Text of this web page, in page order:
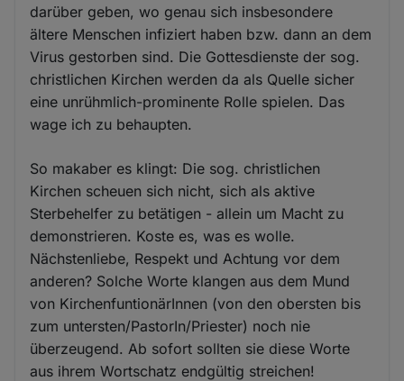
darüber geben, wo genau sich insbesondere
ältere Menschen infiziert haben bzw. dann an dem
Virus gestorben sind. Die Gottesdienste der sog.
christlichen Kirchen werden da als Quelle sicher
eine unrühmlich-prominente Rolle spielen. Das
wage ich zu behaupten.
So makaber es klingt: Die sog. christlichen
Kirchen scheuen sich nicht, sich als aktive
Sterbehelfer zu betätigen - allein um Macht zu
demonstrieren. Koste es, was es wolle.
Nächstenliebe, Respekt und Achtung vor dem
anderen? Solche Worte klangen aus dem Mund
von KirchenfuntionärInnen (von den obersten bis
zum untersten/PastorIn/Priester) noch nie
überzeugend. Ab sofort sollten sie diese Worte
aus ihrem Wortschatz endgültig streichen!